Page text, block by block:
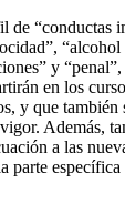
de “conductas
y
en los
y que también
Además,
a las
parte